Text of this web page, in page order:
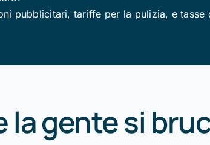
pubblicitari, tariffe per la pulizia, e tasse
la gente si